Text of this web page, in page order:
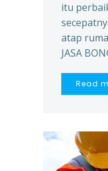
itu
atap
JASA
Read